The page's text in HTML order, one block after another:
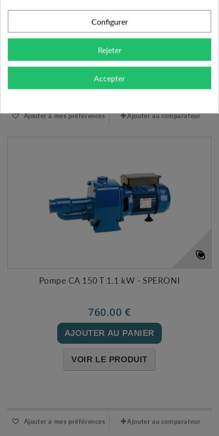
705.67 €
AJOUTER AU PANIER
VOIR LE PRODUIT
Expédié sous 48-72h
Ajouter à mes préférences Ajouter au comparateur
Pompe CA 150 T 1.1 kW - SPERONI
760.00 €
AJOUTER AU PANIER
VOIR LE PRODUIT
Ajouter à mes préférences Ajouter au comparateur
Configurer
Rejeter
Accepter